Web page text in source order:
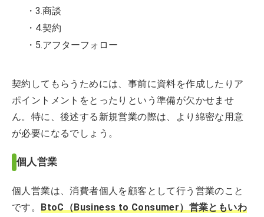
・3.商談
・4.契約
・5.アフターフォロー
契約してもらうためには、事前に資料を作成したりア
ポイントメントをとったりという準備が欠かせませ
ん。特に、後述する新規営業の際は、より綿密な用意
が必要になるでしょう。
個人営業
個人営業は、消費者個人を顧客として行う営業のこと
です。 BtoC（Business to Consumer）営業ともいわ